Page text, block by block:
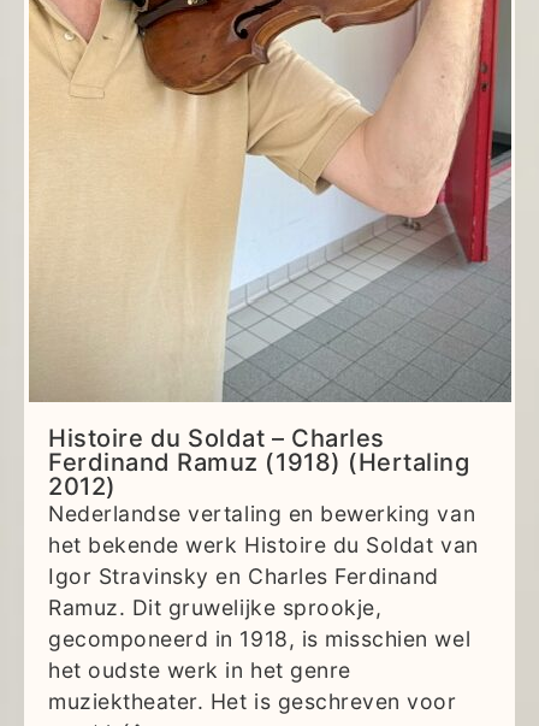
Histoire du Soldat – Charles
Ferdinand Ramuz (1918) (Hertaling
2012)
Nederlandse vertaling en bewerking van
het bekende werk Histoire du Soldat van
Igor Stravinsky en Charles Ferdinand
Ramuz. Dit gruwelijke sprookje,
gecomponeerd in 1918, is misschien wel
het oudste werk in het genre
muziektheater. Het is geschreven voor